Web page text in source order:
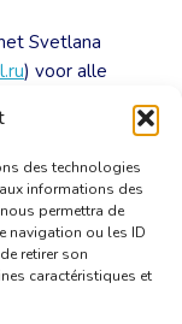
des technologies
informations des
permettra de
navigation ou les ID
retirer son
caractéristiques et
Svetlana
) voor alle